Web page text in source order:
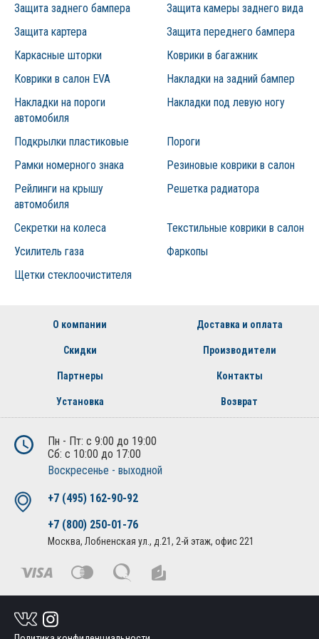
Защита заднего бампера
Защита камеры заднего вида
Защита картера
Защита переднего бампера
Каркасные шторки
Коврики в багажник
Коврики в салон EVA
Накладки на задний бампер
Накладки на пороги
автомобиля
Накладки под левую ногу
Подкрылки пластиковые
Пороги
Рамки номерного знака
Резиновые коврики в салон
Рейлинги на крышу
автомобиля
Решетка радиатора
Секретки на колеса
Текстильные коврики в салон
Усилитель газа
Фаркопы
Щетки стеклоочистителя
О компании Доставка и оплата
Скидки Производители
Партнеры Контакты
Установка Возврат
Пн - Пт: с 9:00 до 19:00
Сб: с 10:00 до 17:00
Воскресенье - выходной
+7 (495) 162-90-92
+7 (800) 250-01-76
Москва, Лобненская ул., д.21, 2-й этаж, офис 221